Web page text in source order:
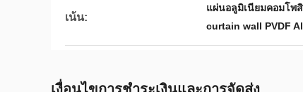
เน้น:
แผ่นอลูมิเนียมคอมโพ
curtain wall PVDF